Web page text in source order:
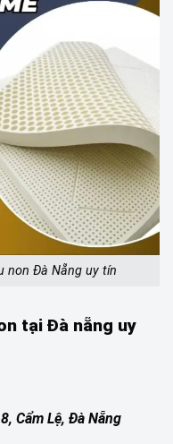
non Đà Nẵng uy tín
tại Đà nẵng uy
Cẩm Lệ, Đà Nẵng